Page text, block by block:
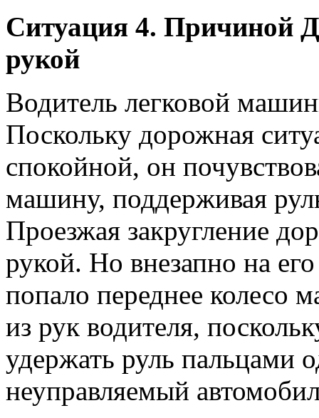
Ситуация 4. Причиной
рукой
Водитель легковой
Поскольку дорожная
спокойной, он
машину, поддерживая
Проезжая закругление
рукой. Но внезапно на
попало переднее колесо
из рук водителя,
удержать руль пальцами
неуправляемый